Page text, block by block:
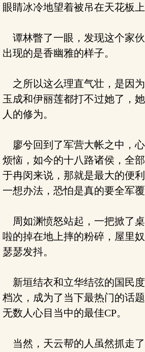
眼睛冰冷地望着被吊在天花板上
谭林瞥了一眼，发现这个家
出现的是香幽雅的样子。
之所以这么理直气壮，是因
玉成和伊丽莲都打不过她了，
人的修为。
廖兮回到了军营大帐之中，
烦恼，如今的十八路诸侯，全
于冉闵来说，那就是最大的便
一想办法，恐怕是真的要全军覆
周如渊愤怒站起，一把掀了
啦的掉在地上摔的粉碎，屋里
瑟瑟发抖。
新垣结衣和立华结弦的国民
档次，成为了当下最热门的话
无数人心目当中的最佳CP。
当然，天云帮的人虽然抓走